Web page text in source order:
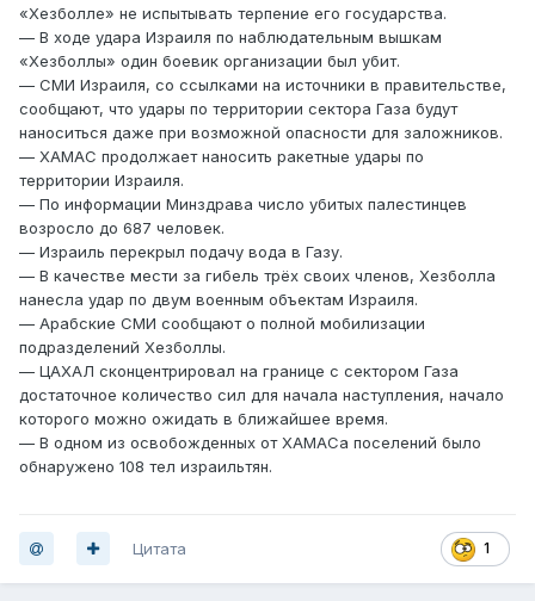
«Хезболле» не испытывать терпение его государства.
— В ходе удара Израиля по наблюдательным вышкам
«Хезболлы» один боевик организации был убит.
— СМИ Израиля, со ссылками на источники в правительстве,
сообщают, что удары по территории сектора Газа будут
наноситься даже при возможной опасности для заложников.
— ХАМАС продолжает наносить ракетные удары по
территории Израиля.
— По информации Минздрава число убитых палестинцев
возросло до 687 человек.
— Израиль перекрыл подачу вода в Газу.
— В качестве мести за гибель трёх своих членов, Хезболла
нанесла удар по двум военным объектам Израиля.
— Арабские СМИ сообщают о полной мобилизации
подразделений Хезболлы.
— ЦАХАЛ сконцентрировал на границе с сектором Газа
достаточное количество сил для начала наступления, начало
которого можно ожидать в ближайшее время.
— В одном из освобожденных от ХАМАСа поселений было
обнаружено 108 тел израильтян.
1
Цитата